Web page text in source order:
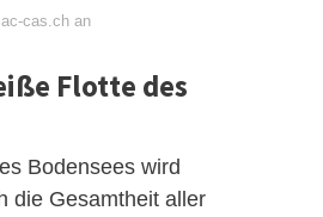
cas.ch an
Flotte des
Bodensees wird
die Gesamtheit aller